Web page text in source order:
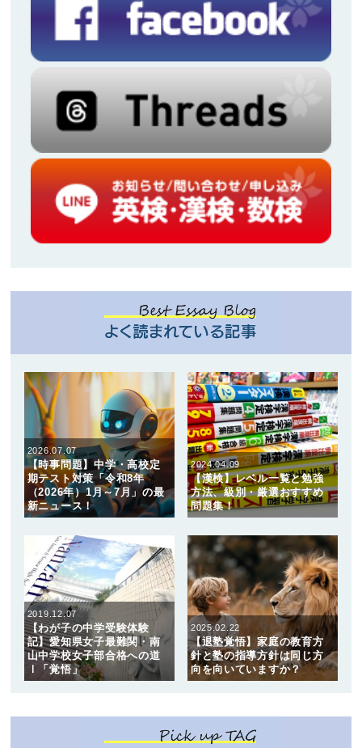
2026.07.07
【時事問題】中学・高校定
期テスト対策「令和8年
（2026年）1月～7月」の最
新ニュース！
2024.04.09
【漢検】レベル一覧と勉強
方法、級別・厳選おすすめ
問題集！
2019.12.07
【わが子の中学受験体験
記】愛知県女子最難関・南
山中学校女子部合格への道
Ⅰ「覚悟」
2025.02.22
【退塾覚悟】家庭の教育方
針と塾の指導方針は同じ方
向を向いていますか？